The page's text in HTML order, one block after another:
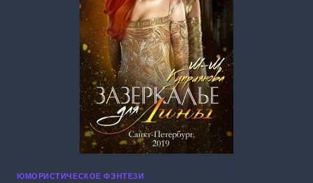
ЮМОРИСТИЧЕСКОЕ ФЭНТЕЗИ